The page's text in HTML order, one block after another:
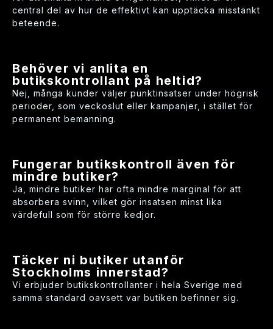
central del av hur de effektivt kan upptäcka misstänkt
beteende.
Behöver vi anlita en
butikskontrollant på heltid?
Nej, många kunder väljer punktinsatser under högrisk
perioder, som veckoslut eller kampanjer, i stället för
permanent bemanning.
Fungerar butikskontroll även för
mindre butiker?
Ja, mindre butiker har ofta mindre marginal för att
absorbera svinn, vilket gör insatsen minst lika
värdefull som för större kedjor.
Täcker ni butiker utanför
Stockholms innerstad?
Vi erbjuder butikskontrollanter i hela Sverige med
samma standard oavsett var butiken befinner sig.